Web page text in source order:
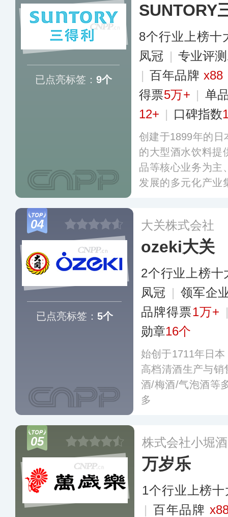
已点亮标签： 9个
SUNTORY
8个行业上榜十
凤冠 | 专业评
| 百年品牌 x88
得票5万+ | 单
12+ | 口碑指数
创建于1899年的日
的大型酒水饮料提
品等核心业务为主
发展的多元化产业
出众多酒精饮料
了消费场景与消
04
已点亮标签： 5个
大关株式会社
ozeki大关
2个行业上榜十
凤冠 | 领军企
品牌得票1万+
勋章16个
始创于1711年日
高档清酒生产与
酒/梅酒/气泡酒等
多
05 株式会社小堀
万岁乐
1个行业上榜
| 百年品牌